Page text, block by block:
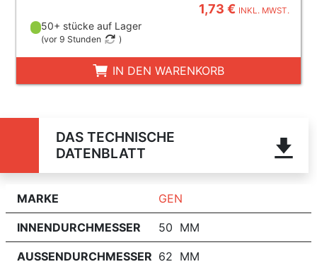
1,73 € INKL. MWST.
50+ stücke auf Lager
(vor 9 Stunden )
IN DEN WARENKORB
DAS TECHNISCHE
DATENBLATT
MARKE GEN
INNENDURCHMESSER 50 MM
AUSSENDURCHMESSER 62 MM